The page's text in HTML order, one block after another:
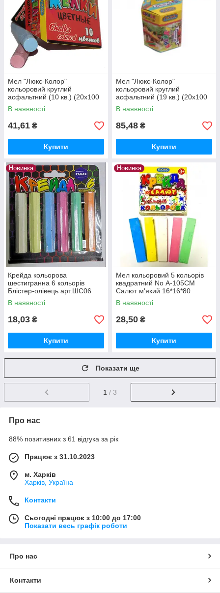
Мел "Люкс-Колор"
кольоровий круглий
асфальтний (10 кв.) (20x100
мм)
В наявності
41,61 ₴
Купити
Мел "Люкс-Колор"
кольоровий круглий
асфальтний (19 кв.) (20x100
мм)
В наявності
85,48 ₴
Купити
Новинка
Крейда кольорова
шестигранна 6 кольорів
Блістер-олівець арт.ШС06
асфальтова (100*17*17 мм)
В наявності
18,03 ₴
Купити
Новинка
Мел кольоровий 5 кольорів
квадратний No А-105СМ
Салют м'який 16*16*80
ЛЮКС КОЛОР
В наявності
28,50 ₴
Купити
Показати ще
1 / 3
Про нас
88% позитивних з 61 відгука за рік
Працює з 31.10.2023
м. Харків
Харків, Україна
Контакти
Сьогодні працює з 10:00 до 17:00
Показати весь графік роботи
Про нас
Контакти